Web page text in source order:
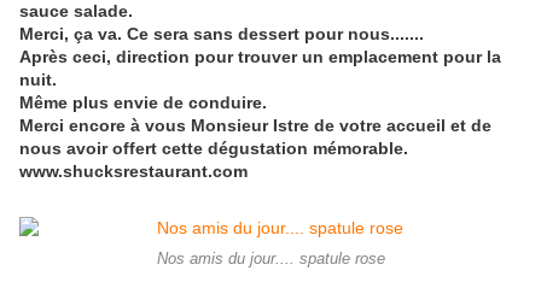
sauce salade.
Merci, ça va. Ce sera sans dessert pour nous.......
Après ceci, direction pour trouver un emplacement pour la
nuit.
Même plus envie de conduire.
Merci encore à vous Monsieur Istre de votre accueil et de
nous avoir offert cette dégustation mémorable.
www.shucksrestaurant.com
Nos amis du jour.... spatule rose